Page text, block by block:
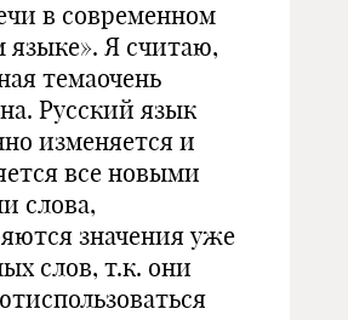
в современном
языке». Я считаю,
темаочень
Русский язык
изменяется и
все новыми
слова,
значения уже
слов, т.к. они